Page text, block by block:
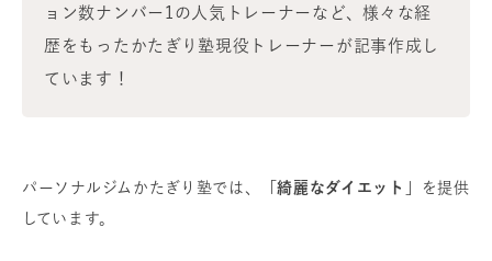
ョン数ナンバー1の人気トレーナーなど、様々な経
歴をもったかたぎり塾現役トレーナーが記事作成し
ています！
パーソナルジムかたぎり塾では、 「綺麗なダイエット」
を提供
しています。